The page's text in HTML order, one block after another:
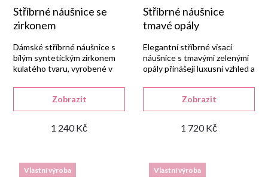
Stříbrné náušnice se
zirkonem
1 240 Kč
Zobrazit
Dámské stříbrné náušnice s
bílým syntetickým zirkonem
kulatého tvaru, vyrobené v
925/1000 s rhodiovanou
Stříbrné náušnice
tmavé opály
1 720 Kč
Zobrazit
Elegantní stříbrné visací
náušnice s tmavými zelenými
opály přinášejí luxusní vzhled a
Vlastní výroba Vlastní výroba